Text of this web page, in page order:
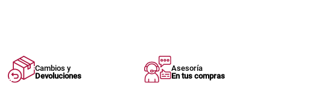
Cambios y
Devoluciones
Asesoría
En tus compras